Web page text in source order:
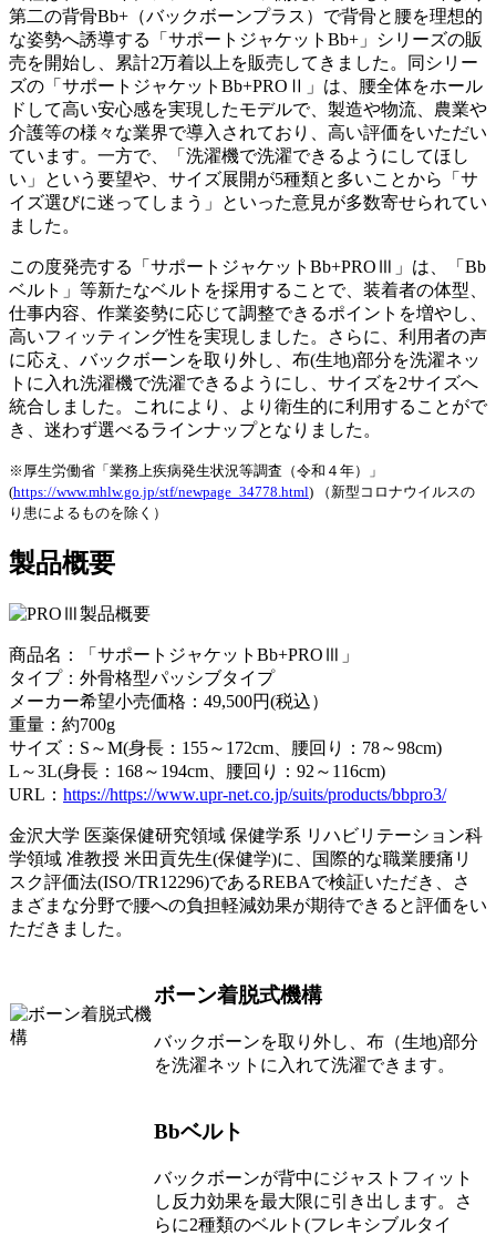
第二の背骨Bb+（バックボーンプラス）で背骨と腰を理想的
な姿勢へ誘導する「サポートジャケットBb+」シリーズの販
売を開始し、累計2万着以上を販売してきました。同シリー
ズの「サポートジャケットBb+PROⅡ」は、腰全体をホール
ドして高い安心感を実現したモデルで、製造や物流、農業や
介護等の様々な業界で導入されており、高い評価をいただい
ています。一方で、「洗濯機で洗濯できるようにしてほし
い」という要望や、サイズ展開が5種類と多いことから「サ
イズ選びに迷ってしまう」といった意見が多数寄せられてい
ました。
この度発売する「サポートジャケットBb+PROⅢ」は、「Bb
ベルト」等新たなベルトを採用することで、装着者の体型、
仕事内容、作業姿勢に応じて調整できるポイントを増やし、
高いフィッティング性を実現しました。さらに、利用者の声
に応え、バックボーンを取り外し、布(生地)部分を洗濯ネッ
トに入れ洗濯機で洗濯できるようにし、サイズを2サイズへ
統合しました。これにより、より衛生的に利用することがで
き、迷わず選べるラインナップとなりました。
※厚生労働省「業務上疾病発生状況等調査（令和４年）」
(https://www.mhlw.go.jp/stf/newpage_34778.html) （新型コロナウイルスの
り患によるものを除く）
製品概要
商品名：「サポートジャケットBb+PROⅢ」
タイプ：外骨格型パッシブタイプ
メーカー希望小売価格：49,500円(税込）
重量：約700g
サイズ：S～M(身長：155～172cm、腰回り：78～98cm)
L～3L(身長：168～194cm、腰回り：92～116cm)
URL： https://https://www.upr-net.co.jp/suits/products/bbpro3/
金沢大学 医薬保健研究領域 保健学系 リハビリテーション科
学領域 准教授 米田貢先生(保健学)に、国際的な職業腰痛リ
スク評価法(ISO/TR12296)であるREBAで検証いただき、さ
まざまな分野で腰への負担軽減効果が期待できると評価をい
ただきました。
ボーン着脱式機構
バックボーンを取り外し、布（生地)部分
を洗濯ネットに入れて洗濯できます。
Bbベルト
バックボーンが背中にジャストフィット
し反力効果を最大限に引き出します。さ
らに2種類のベルト(フレキシブルタイ